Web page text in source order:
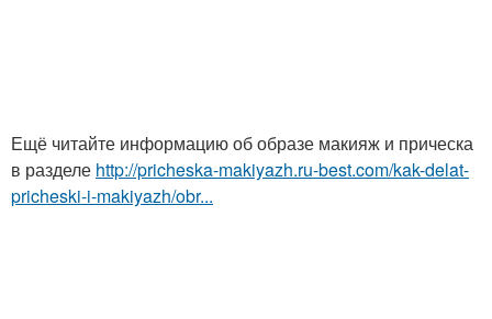
Ещё читайте информацию об образе макияж и прическа
в разделе http://pricheska-makiyazh.ru-best.com/kak-delat-
pricheski-i-makiyazh/obr...